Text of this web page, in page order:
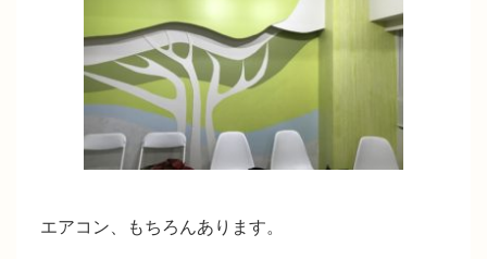
エアコン、もちろんあります。